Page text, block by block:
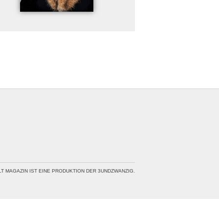
MAGAZIN IST EINE PRODUKTION DER 3UNDZWANZIG.